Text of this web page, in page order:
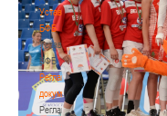
Устав
БФБ
Устав
БФБ
Регламентирующие
документы
Регламентирующие